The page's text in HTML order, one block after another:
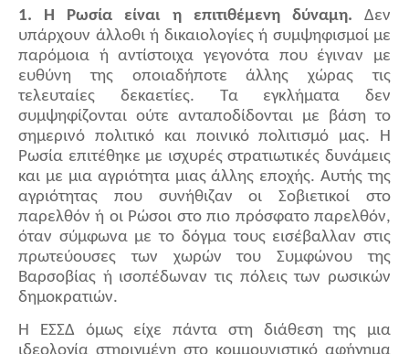
1. Η Ρωσία είναι η επιτιθέμενη δύναμη. Δεν
υπάρχουν άλλοθι ή δικαιολογίες ή συμψηφισμοί με
παρόμοια ή αντίστοιχα γεγονότα που έγιναν με
ευθύνη της οποιαδήποτε άλλης χώρας τις
τελευταίες δεκαετίες. Τα εγκλήματα δεν
συμψηφίζονται ούτε ανταποδίδονται με βάση το
σημερινό πολιτικό και ποινικό πολιτισμό μας. Η
Ρωσία επιτέθηκε με ισχυρές στρατιωτικές δυνάμεις
και με μια αγριότητα μιας άλλης εποχής. Αυτής της
αγριότητας που συνήθιζαν οι Σοβιετικοί στο
παρελθόν ή οι Ρώσοι στο πιο πρόσφατο παρελθόν,
όταν σύμφωνα με το δόγμα τους εισέβαλλαν στις
πρωτεύουσες των χωρών του Συμφώνου της
Βαρσοβίας ή ισοπέδωναν τις πόλεις των ρωσικών
δημοκρατιών.
Η ΕΣΣΔ όμως είχε πάντα στη διάθεση της μια